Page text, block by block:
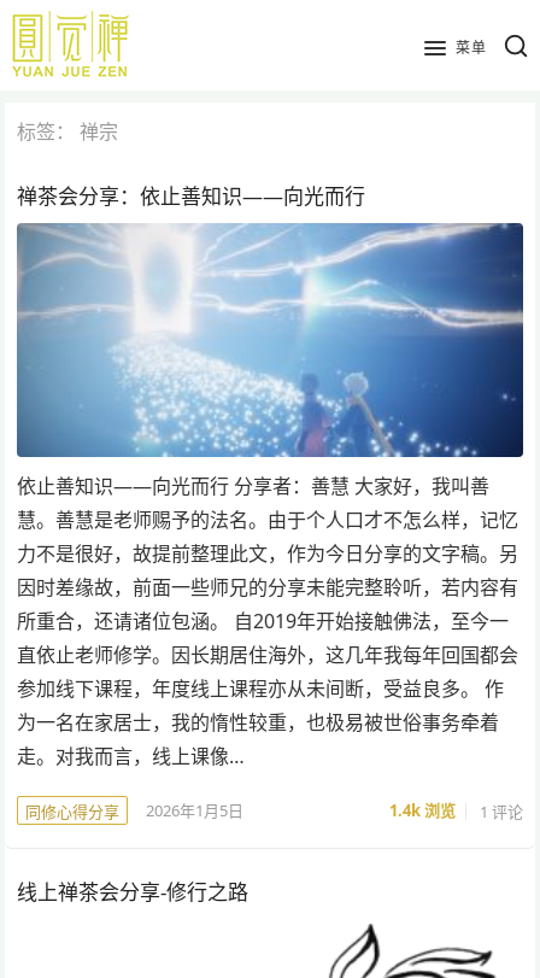
跳
主
内
菜单
标签：禅宗
禅茶会分享：依止善知识——向光而行
依止善知识——向光而行 分享者：善慧 大家好，我叫善
慧。善慧是老师赐予的法名。由于个人口才不怎么样，记忆
力不是很好，故提前整理此文，作为今日分享的文字稿。另
因时差缘故，前面一些师兄的分享未能完整聆听，若内容有
所重合，还请诸位包涵。 自2019年开始接触佛法，至今一
直依止老师修学。因长期居住海外，这几年我每年回国都会
参加线下课程，年度线上课程亦从未间断，受益良多。 作
为一名在家居士，我的惰性较重，也极易被世俗事务牵着
走。对我而言，线上课像…
同修心得分享 2026年1月5日 1.4k浏览 1 评论
线上禅茶会分享-修行之路